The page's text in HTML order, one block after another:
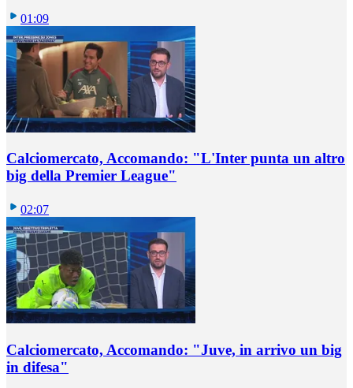
01:09
Calciomercato, Accomando: "L'Inter punta un altro
big della Premier League"
02:07
Calciomercato, Accomando: "Juve, in arrivo un big
in difesa"